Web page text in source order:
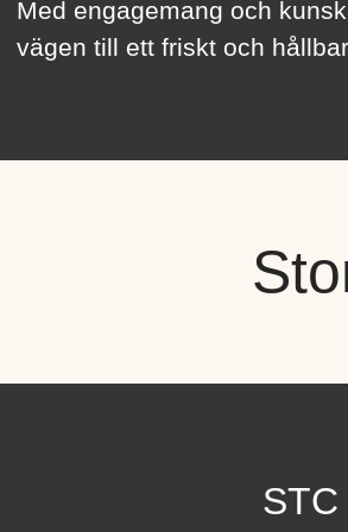
Med engagemang och
vägen till ett friskt och